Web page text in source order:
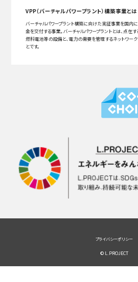
VPP（バーチャルパワープラント）構築事業とは
バーチャルパワープラント構築に向けた実証事業を国内
金を交付する事業。バーチャルパワープラントとは、点在
燃料電池等の設備と、電力の需要を管理するネットワーク
とです。
プライバシーポリシー
© L.PROJECT